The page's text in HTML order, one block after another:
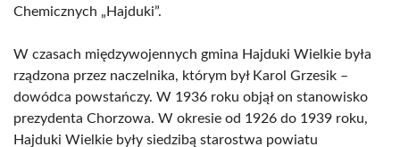
Chemicznych „Hajduki”.
W czasach międzywojennych gmina Hajduki Wielkie była
rządzona przez naczelnika, którym był Karol Grzesik –
dowódca powstańczy. W 1936 roku objął on stanowisko
prezydenta Chorzowa. W okresie od 1926 do 1939 roku,
Hajduki Wielkie były siedzibą starostwa powiatu